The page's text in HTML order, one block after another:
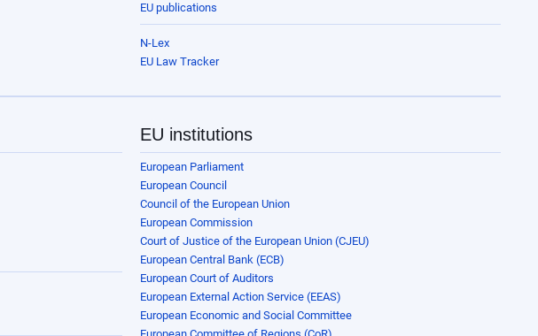
EU publications
N-Lex
EU Law Tracker
EU institutions
European Parliament
European Council
Council of the European Union
European Commission
Court of Justice of the European Union (CJEU)
European Central Bank (ECB)
European Court of Auditors
European External Action Service (EEAS)
European Economic and Social Committee